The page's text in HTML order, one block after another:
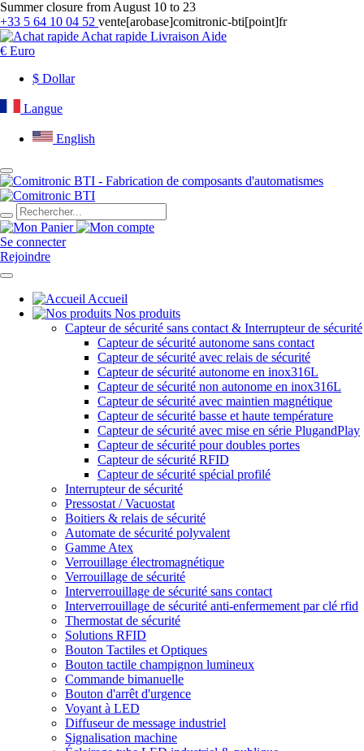
Summer closure from August 10 to 23
+33 5 64 10 04 52 vente[arobase]comitronic-bti[point]fr
Achat rapide Livraison Aide
€ Euro
$ Dollar
Langue
English
Se connecter
Rejoindre
Accueil
Nos produits
Capteur de sécurité sans contact & Interrupteur de sécurité
Capteur de sécurité autonome sans contact
Capteur de sécurité avec relais de sécurité
Capteur de sécurité autonome en inox316L
Capteur de sécurité non autonome en inox316L
Capteur de sécurité avec maintien magnétique
Capteur de sécurité basse et haute température
Capteur de sécurité avec mise en série PlugandPlay
Capteur de sécurité pour doubles portes
Capteur de sécurité RFID
Capteur de sécurité spécial profilé
Interrupteur de sécurité
Pressostat / Vacuostat
Boitiers & relais de sécurité
Automate de sécurité polyvalent
Gamme Atex
Verrouillage électromagnétique
Verrouillage de sécurité
Interverrouillage de sécurité sans contact
Interverrouillage de sécurité anti-enfermement par clé rfid
Thermostat de sécurité
Solutions RFID
Bouton Tactiles et Optiques
Bouton tactile champignon lumineux
Commande bimanuelle
Bouton d'arrêt d'urgence
Voyant à LED
Diffuseur de message industriel
Signalisation machine